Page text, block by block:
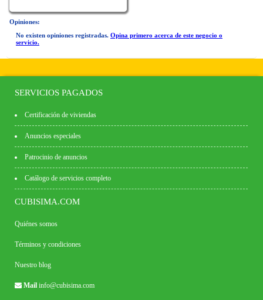
Opiniones:
No existen opiniones registradas. Opina primero acerca de este negocio o
servicio.
SERVICIOS PAGADOS
Certificación de viviendas
Anuncios especiales
Patrocinio de anuncios
Catálogo de servicios completo
CUBISIMA.COM
Quiénes somos
Términos y condiciones
Nuestro blog
Mail info@cubisima.com